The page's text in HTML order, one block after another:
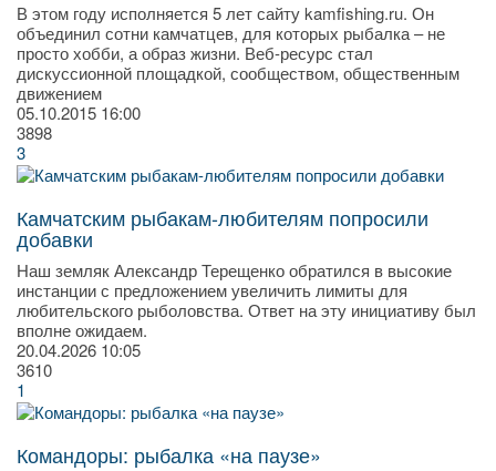
В этом году исполняется 5 лет сайту kamfishing.ru. Он
объединил сотни камчатцев, для которых рыбалка – не
просто хобби, а образ жизни. Веб-ресурс стал
дискуссионной площадкой, сообществом, общественным
движением
05.10.2015 16:00
3898
3
Камчатским рыбакам-любителям попросили
добавки
Наш земляк Александр Терещенко обратился в высокие
инстанции с предложением увеличить лимиты для
любительского рыболовства. Ответ на эту инициативу был
вполне ожидаем.
20.04.2026 10:05
3610
1
Командоры: рыбалка «на паузе»